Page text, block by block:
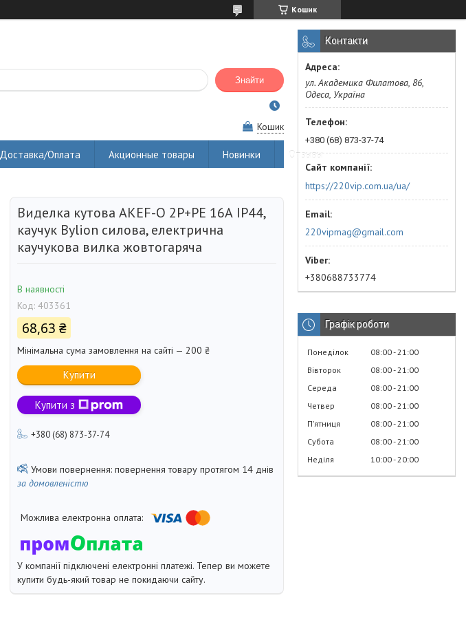
Кошик
Знайти
Кошик
Доставка/Оплата Акционные товары Новинки Отзывы
Виделка кутова AKEF-O 2Р+РЕ 16А IP44,
каучук Bylion силова, електрична
каучукова вилка жовтогаряча
В наявності
Код: 403361
68,63 ₴
Мінімальна сума замовлення на сайті — 200 ₴
Купити
Купити з
+380 (68) 873-37-74
повернення товару протягом 14 днів
за домовленістю
У компанії підключені електронні платежі. Тепер ви можете
купити будь-який товар не покидаючи сайту.
Контакти
ул. Академика Филатова, 86,
Одеса, Україна
+380 (68) 873-37-74
https://220vip.com.ua/ua/
220vipmag@gmail.com
+380688733774
Графік роботи
Понеділок 08:00 21:00
Вівторок
08:00 21:00
Середа
08:00 21:00
Четвер
08:00 21:00
Пʼятниця
08:00 21:00
Субота
08:00 21:00
Неділя
10:00 20:00